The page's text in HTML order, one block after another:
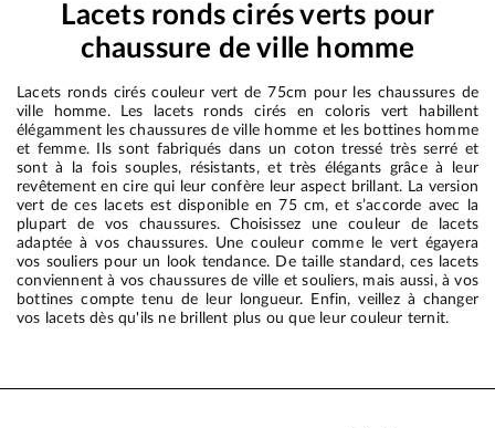
Lacets ronds cirés verts pour
chaussure de ville homme
Lacets ronds cirés couleur vert de 75cm pour les chaussures de
ville homme. Les lacets ronds cirés en coloris vert habillent
élégamment les chaussures de ville homme et les bottines homme
et femme. Ils sont fabriqués dans un coton tressé très serré et
sont à la fois souples, résistants, et très élégants grâce à leur
revêtement en cire qui leur confère leur aspect brillant. La version
vert de ces lacets est disponible en 75 cm, et s’accorde avec la
plupart de vos chaussures. Choisissez une couleur de lacets
adaptée à vos chaussures. Une couleur comme le vert égayera
vos souliers pour un look tendance. De taille standard, ces lacets
conviennent à vos chaussures de ville et souliers, mais aussi, à vos
bottines compte tenu de leur longueur. Enfin, veillez à changer
vos lacets dès qu'ils ne brillent plus ou que leur couleur ternit.